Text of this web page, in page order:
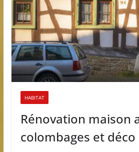
HABITAT
Rénovation maison
colombages et